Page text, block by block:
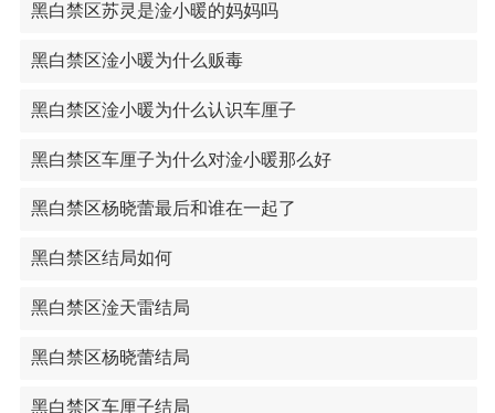
黑白禁区苏灵是淦小暖的妈妈吗
黑白禁区淦小暖为什么贩毒
黑白禁区淦小暖为什么认识车厘子
黑白禁区车厘子为什么对淦小暖那么好
黑白禁区杨晓蕾最后和谁在一起了
黑白禁区结局如何
黑白禁区淦天雷结局
黑白禁区杨晓蕾结局
黑白禁区车厘子结局